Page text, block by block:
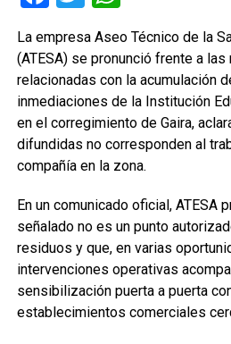
La empresa Aseo Técnico de la
(ATESA) se pronunció frente a
relacionadas con la acumulación
inmediaciones de la Institución
en el corregimiento de Gaira,
difundidas no corresponden al
compañía en la zona.
En un comunicado oficial, ATESA
señalado no es un punto
residuos y que, en varias
intervenciones operativas
sensibilización puerta a puerta
establecimientos comerciales